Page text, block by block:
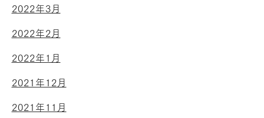
2022年3月
2022年2月
2022年1月
2021年12月
2021年11月